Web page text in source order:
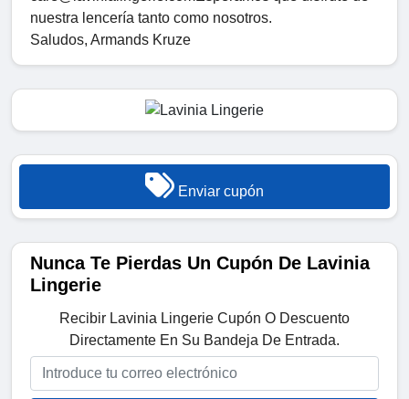
nuestra lencería tanto como nosotros.
Saludos, Armands Kruze
Enviar cupón
Nunca Te Pierdas Un Cupón De Lavinia
Lingerie
Recibir Lavinia Lingerie Cupón O Descuento
Directamente En Su Bandeja De Entrada.